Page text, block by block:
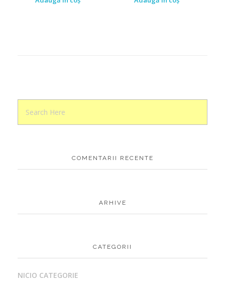
COMENTARII RECENTE
ARHIVE
CATEGORII
NICIO CATEGORIE